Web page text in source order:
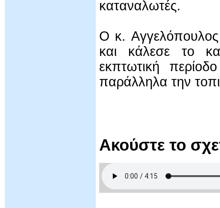
καταναλωτές.
Ο κ. Αγγελόπουλος
και κάλεσε το
εκπτωτική
παράλληλα την
Ακούστε το